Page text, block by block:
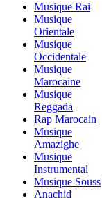
Musique Rai
Musique
Orientale
Musique
Occidentale
Musique
Marocaine
Musique
Reggada
Rap Marocain
Musique
Amazighe
Musique
Instrumental
Musique Souss
Anachid